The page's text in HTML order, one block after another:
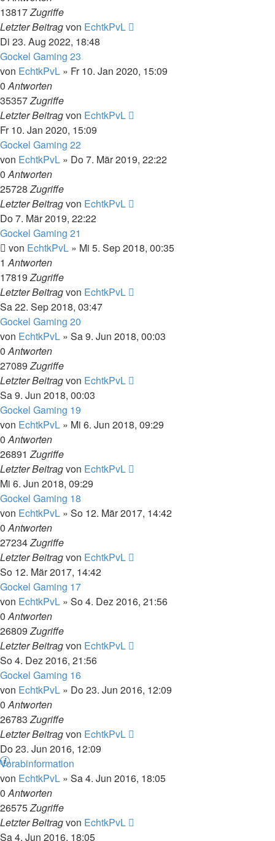
13817Zugriffe
Letzter Beitragvon EchtkPvL
Di 23. Aug 2022, 18:48
Gockel Gaming 23
von EchtkPvL » Fr 10. Jan 2020, 15:09
0Antworten
35357Zugriffe
Letzter Beitragvon EchtkPvL
Fr 10. Jan 2020, 15:09
Gockel Gaming 22
von EchtkPvL » Do 7. Mär 2019, 22:22
0Antworten
25728Zugriffe
Letzter Beitragvon EchtkPvL
Do 7. Mär 2019, 22:22
Gockel Gaming 21
von EchtkPvL » Mi 5. Sep 2018, 00:35
1Antworten
17819Zugriffe
Letzter Beitragvon EchtkPvL
Sa 22. Sep 2018, 03:47
Gockel Gaming 20
von EchtkPvL » Sa 9. Jun 2018, 00:03
0Antworten
27089Zugriffe
Letzter Beitragvon EchtkPvL
Sa 9. Jun 2018, 00:03
Gockel Gaming 19
von EchtkPvL » Mi 6. Jun 2018, 09:29
0Antworten
26891Zugriffe
Letzter Beitragvon EchtkPvL
Mi 6. Jun 2018, 09:29
Gockel Gaming 18
von EchtkPvL » So 12. Mär 2017, 14:42
0Antworten
27234Zugriffe
Letzter Beitragvon EchtkPvL
So 12. Mär 2017, 14:42
Gockel Gaming 17
von EchtkPvL » So 4. Dez 2016, 21:56
0Antworten
26809Zugriffe
Letzter Beitragvon EchtkPvL
So 4. Dez 2016, 21:56
Gockel Gaming 16
von EchtkPvL » Do 23. Jun 2016, 12:09
0Antworten
26783Zugriffe
Letzter Beitragvon EchtkPvL
Do 23. Jun 2016, 12:09
Vorabinformation
von EchtkPvL » Sa 4. Jun 2016, 18:05
0Antworten
26575Zugriffe
Letzter Beitragvon EchtkPvL
Sa 4. Jun 2016, 18:05